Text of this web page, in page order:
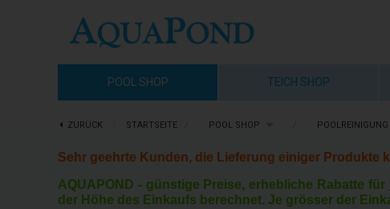
POOL SHOP TEICH SHOP
ZURÜCK STARTSEITE POOL SHOP POOLREINIGUNG
Sehr geehrte Kunden, die Lieferung einiger Produkte
AQUAPOND - günstige Preise, erhebliche Rabatte für
der Höhe des Einkaufs berechnet. Je grösser der